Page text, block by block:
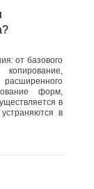
от базового
форм,
в
в